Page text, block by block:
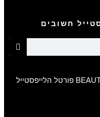
חשובים
בניית האתר: מיכל לורנץ ל- BEAUTY LIFE פורטל הלייפסטייל